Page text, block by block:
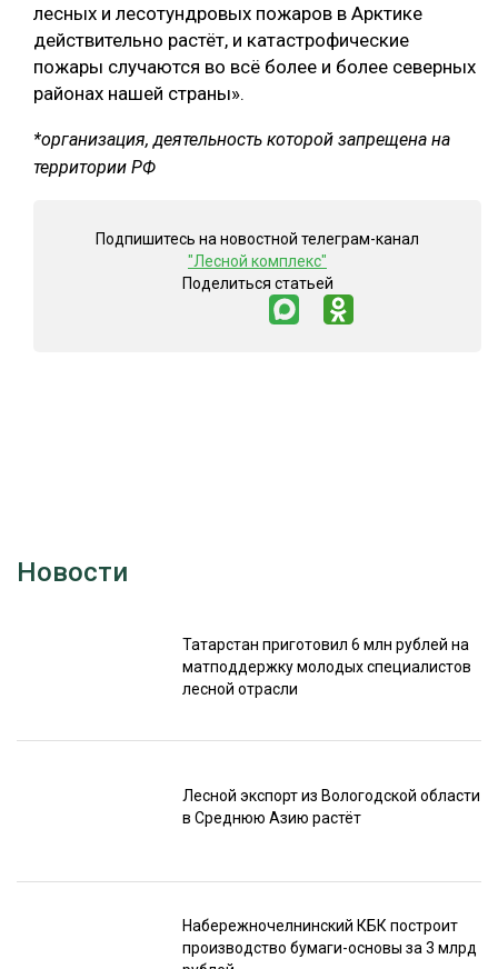
лесных и лесотундровых пожаров в Арктике
действительно растёт, и катастрофические
пожары случаются во всё более и более северных
районах нашей страны».
*организация, деятельность которой запрещена на
территории РФ
Подпишитесь на новостной телеграм-канал
"Лесной комплекс"
Поделиться статьей
Новости
Татарстан приготовил 6 млн рублей на
матподдержку молодых специалистов
лесной отрасли
Лесной экспорт из Вологодской области
в Среднюю Азию растёт
Набережночелнинский КБК построит
производство бумаги-основы за 3 млрд